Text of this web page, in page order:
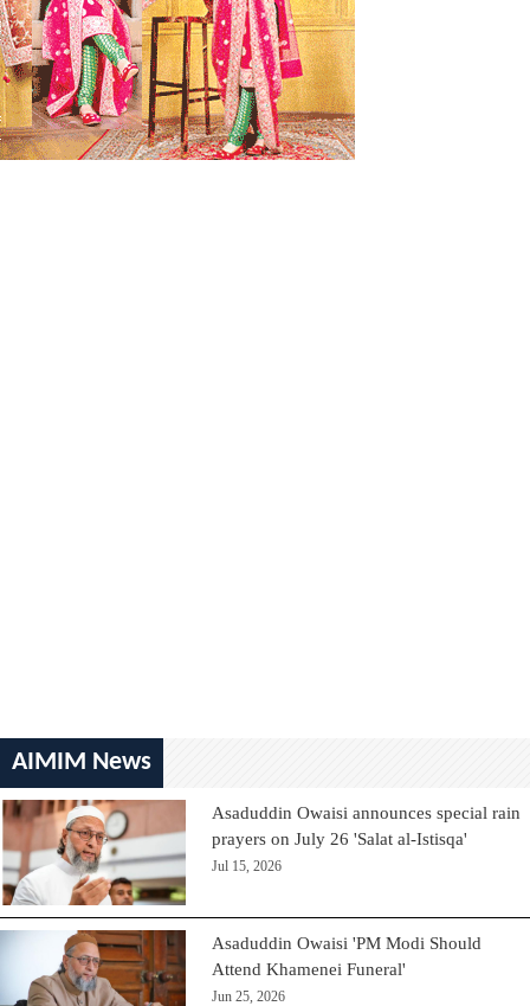
AIMIM News
Asaduddin Owaisi announces special rain
prayers on July 26 'Salat al-Istisqa'
Jul 15, 2026
Asaduddin Owaisi 'PM Modi Should
Attend Khamenei Funeral'
Jun 25, 2026